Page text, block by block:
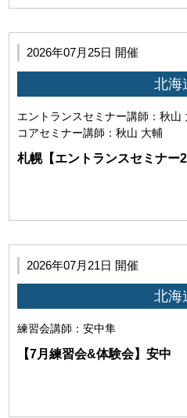
「Zoom」を用いた本サービス
す。 当研究所が必要と判断した
本サービスはWeb会議システム
サービスを利用して提供されま
要となります。
2026年07月25日 開催
北海
エントランスセミナー講師：秋山
コアセミナー講師：秋山 大輔
札幌【エントランスセミナー2
2026年07月21日 開催
北海
練習会講師：安中隼
【7月練習会&体験会】安中